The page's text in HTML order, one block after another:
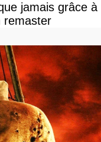
jamais grâce à
remaster